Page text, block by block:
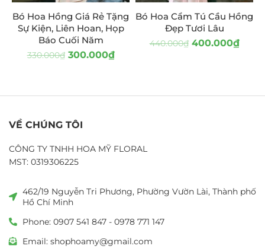
Bó Hoa Hồng Giá Rẻ Tặng
Sự Kiện, Liên Hoan, Họp
Báo Cuối Năm
330.000₫ 300.000₫
Bó Hoa Cẩm Tú Cầu Hồng
Đẹp Tươi Lâu
440.000₫ 400.000₫
VỀ CHÚNG TÔI
CÔNG TY TNHH HOA MỸ FLORAL
MST: 0319306225
462/19 Nguyễn Tri Phương, Phường Vườn Lài, Thành phố
Hồ Chí Minh
Phone: 0907 541 847 - 0978 771 147
Email: shophoamy@gmail.com